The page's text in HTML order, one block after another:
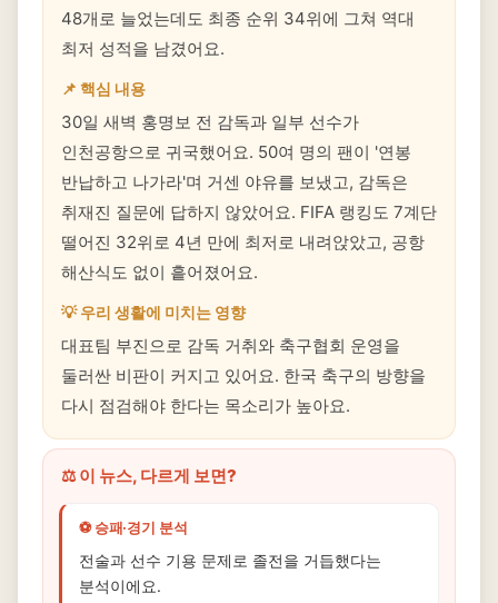
48개로 늘었는데도 최종 순위 34위에 그쳐 역대
최저 성적을 남겼어요.
📌 핵심 내용
30일 새벽 홍명보 전 감독과 일부 선수가
인천공항으로 귀국했어요. 50여 명의 팬이 '연봉
반납하고 나가라'며 거센 야유를 보냈고, 감독은
취재진 질문에 답하지 않았어요. FIFA 랭킹도 7계단
떨어진 32위로 4년 만에 최저로 내려앉았고, 공항
해산식도 없이 흩어졌어요.
💡 우리 생활에 미치는 영향
대표팀 부진으로 감독 거취와 축구협회 운영을
둘러싼 비판이 커지고 있어요. 한국 축구의 방향을
다시 점검해야 한다는 목소리가 높아요.
⚖️ 이 뉴스, 다르게 보면?
⚽ 승패·경기 분석
전술과 선수 기용 문제로 졸전을 거듭했다는
분석이에요.